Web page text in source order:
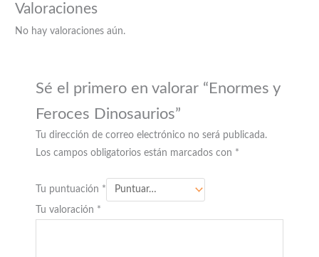
Valoraciones
No hay valoraciones aún.
Sé el primero en valorar “Enormes y
Feroces Dinosaurios”
Tu dirección de correo electrónico no será publicada.
Los campos obligatorios están marcados con *
Tu puntuación *
Tu valoración *